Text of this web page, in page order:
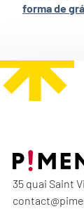
forma de
35 quai Saint